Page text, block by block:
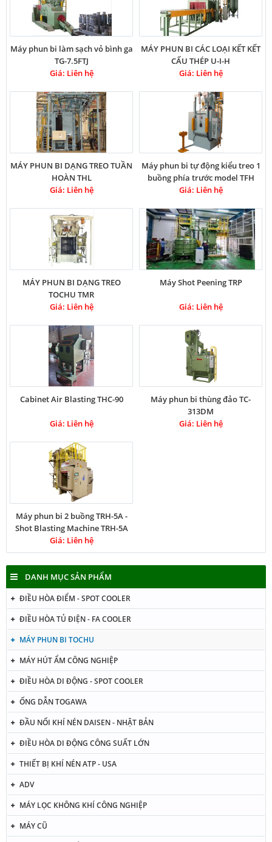
Máy phun bi làm sạch vỏ bình ga
TG-7.5FTJ
Giá: Liên hệ
MÁY PHUN BI CÁC LOẠI KẾT KẾT
CẤU THÉP U-I-H
Giá: Liên hệ
MÁY PHUN BI DẠNG TREO TUẦN
HOÀN THL
Giá: Liên hệ
Máy phun bi tự động kiểu treo 1
buồng phía trước model TFH
Giá: Liên hệ
MÁY PHUN BI DẠNG TREO
TOCHU TMR
Giá: Liên hệ
Máy Shot Peening TRP
Giá: Liên hệ
Cabinet Air Blasting THC-90
Giá: Liên hệ
Máy phun bi thùng đảo TC-
313DM
Giá: Liên hệ
Máy phun bi 2 buồng TRH-5A -
Shot Blasting Machine TRH-5A
Giá: Liên hệ
DANH MỤC SẢN PHẨM
ĐIỀU HÒA ĐIỂM - SPOT COOLER
ĐIỀU HÒA TỦ ĐIỆN - FA COOLER
MÁY PHUN BI TOCHU
MÁY HÚT ẨM CÔNG NGHIỆP
ĐIỀU HÒA DI ĐỘNG - SPOT COOLER
ỐNG DẪN TOGAWA
ĐẦU NỐI KHÍ NÉN DAISEN - NHẬT BẢN
ĐIỀU HÒA DI ĐỘNG CÔNG SUẤT LỚN
THIẾT BỊ KHÍ NÉN ATP - USA
ADV
MÁY LỌC KHÔNG KHÍ CÔNG NGHIỆP
MÁY CŨ